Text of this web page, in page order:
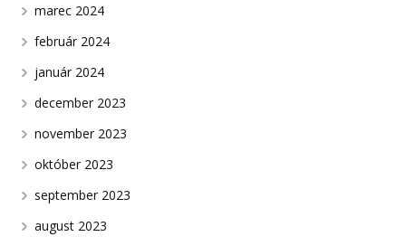
marec 2024
február 2024
január 2024
december 2023
november 2023
október 2023
september 2023
august 2023